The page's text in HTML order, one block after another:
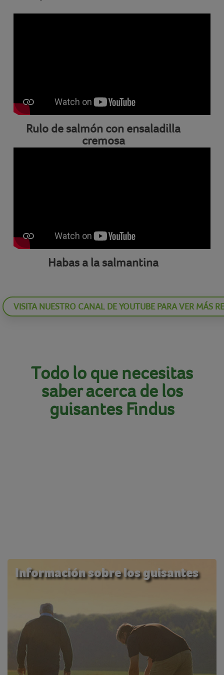
Rulo de salmón con ensaladilla
cremosa
Habas a la salmantina
VISITA NUESTRO CANAL DE YOUTUBE PARA VER MÁS
Todo lo que necesitas
saber acerca de los
guisantes Findus
Información sobre los guisantes